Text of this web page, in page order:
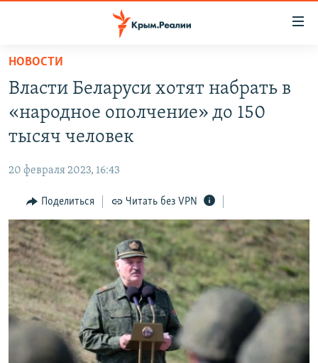
Вернуться
основному
содержанию
Вернутся
главной
навигации
Вернутся
поиску
11 ЛЕТ ОККУПАЦИИ КРЫМА. 11 ИСТОРИЙ СОПРОТИВЛЕНИЯ
ВОДА
ЕЩЕ
ИНТЕРАКТИВ
ИНФОГРАФИКА
ТЕЛЕПРОЕКТ КРЫМ.РЕАЛИИ
СОВЕТЫ ПРАВОЗАЩИТНИКОВ
ПРОПАВШИЕ БЕЗ ВЕСТИ
ПОБЕДИТЕЛЕЙ НЕ СУДЯТ?
КРЫМ.НЕПОКОРЕННЫЙ
РАДІО СВОБОДА
КАК ОБОЙТИ БЛОКИРОВКУ
Українською
Qırımtatar
ПРИСОЕДИНЯЙТЕСЬ!
НОВОСТИ
Власти Беларуси хотят набрать в
«народное ополчение» до 150
тысяч человек
20 февраля 2023, 16:43
Поделиться Читать без VPN